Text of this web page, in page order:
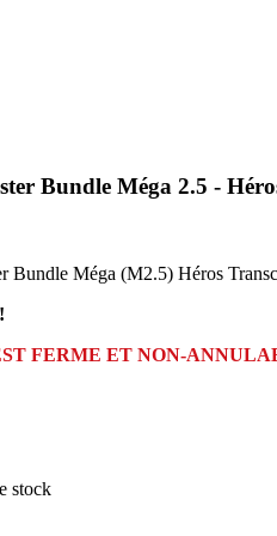
Bundle Méga 2.5 -
Méga (M2.5) Héros
FERME ET NON-
stock